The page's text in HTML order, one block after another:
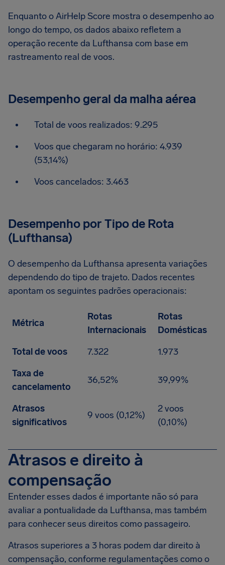
Enquanto o AirHelp Score mostra o desempenho ao
longo do tempo, os dados abaixo refletem a
operação recente da Lufthansa com base em
rastreamento real de voos.
Desempenho geral da malha aérea
Total de voos realizados: 9.295
Voos que chegaram no horário: 4.939
(53,14%)
Voos cancelados: 3.463
Desempenho por Tipo de Rota
(Lufthansa)
O desempenho da Lufthansa apresenta variações
dependendo do tipo de trajeto. Dados recentes
apontam os seguintes padrões operacionais:
Métrica
Rotas
Internacionais
Rotas
Domésticas
Total de voos
7.322
1.973
Taxa de
cancelamento
36,52% 39,99%
Atrasos
significativos
9 voos (0,12%)
2 voos
(0,10%)
Atrasos e direito à
compensação
Entender esses dados é importante não só para
avaliar a pontualidade da Lufthansa, mas também
para conhecer seus direitos como passageiro.
Atrasos superiores a 3 horas podem dar direito à
compensação, conforme regulamentações como o